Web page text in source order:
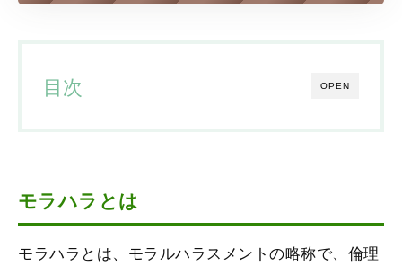
OPEN
目次
モラハラとは
モラハラとは、モラルハラスメントの略称で、倫理